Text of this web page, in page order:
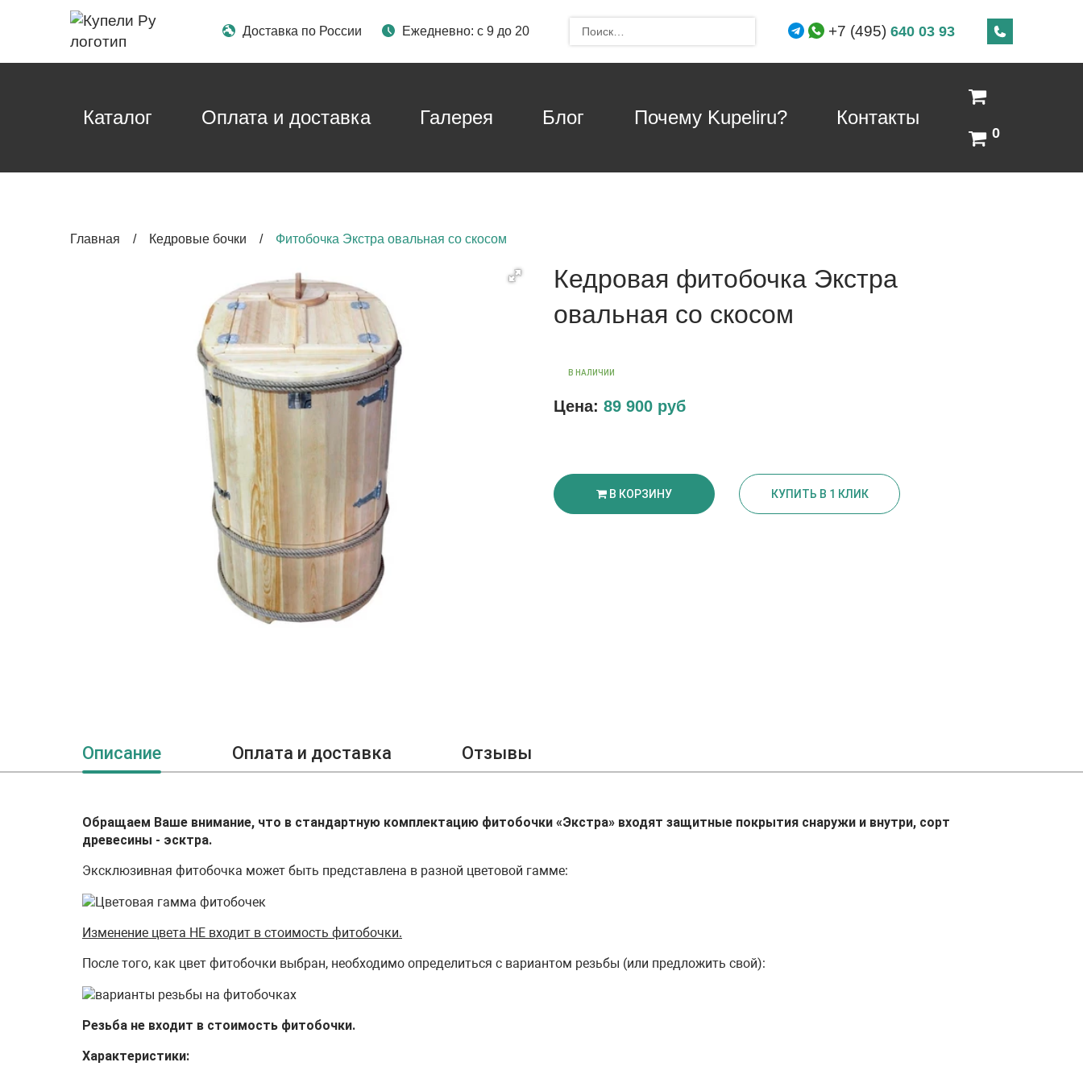
Доставка по России Ежедневно: с 9 до 20 +7 (495) 640 03 93
Каталог Оплата и доставка Галерея Блог Почему Kupeliru? Контакты
0
Главная / Кедровые бочки / Фитобочка Экстра овальная со скосом
Кедровая фитобочка Экстра
овальная со скосом
В НАЛИЧИИ
Цена: 89 900 руб
В КОРЗИНУ КУПИТЬ В 1 КЛИК
Описание Оплата и доставка Отзывы
Обращаем Ваше внимание, что в стандартную комплектацию фитобочки «Экстра» входят защитные покрытия снаружи и внутри, сорт
древесины - эсктра.
Эксклюзивная фитобочка может быть представлена в разной цветовой гамме:
Изменение цвета НЕ входит в стоимость фитобочки.
После того, как цвет фитобочки выбран, необходимо определиться с вариантом резьбы (или предложить свой):
Резьба не входит в стоимость фитобочки.
Характеристики: